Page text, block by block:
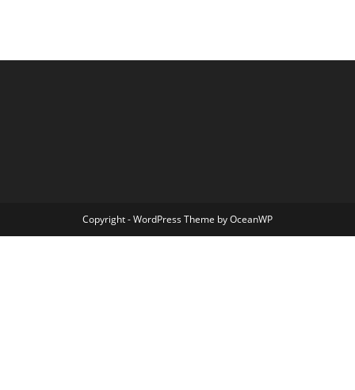
Copyright - WordPress Theme by OceanWP